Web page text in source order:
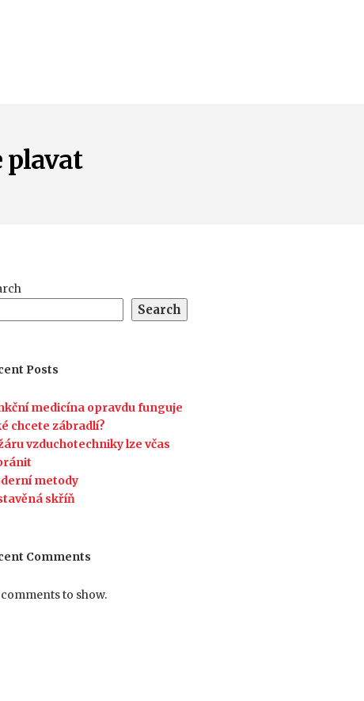
plavat
Search
Posts
medicína opravdu funguje
chcete zábradlí?
vzduchotechniky lze včas
metody
skříň
Comments
to show.